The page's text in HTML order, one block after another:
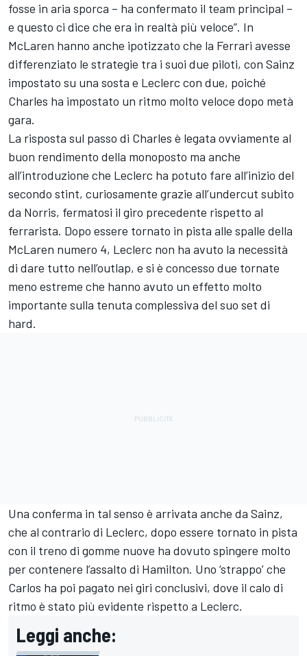
fosse in aria sporca – ha confermato il team principal –
e questo ci dice che era in realtà più veloce”. In
McLaren hanno anche ipotizzato che la Ferrari avesse
differenziato le strategie tra i suoi due piloti, con Sainz
impostato su una sosta e Leclerc con due, poiché
Charles ha impostato un ritmo molto veloce dopo metà
gara.
La risposta sul passo di Charles è legata ovviamente al
buon rendimento della monoposto ma anche
all’introduzione che Leclerc ha potuto fare all’inizio del
secondo stint, curiosamente grazie all’undercut subito
da Norris, fermatosi il giro precedente rispetto al
ferrarista. Dopo essere tornato in pista alle spalle della
McLaren numero 4, Leclerc non ha avuto la necessità
di dare tutto nell’outlap, e si è concesso due tornate
meno estreme che hanno avuto un effetto molto
importante sulla tenuta complessiva del suo set di
hard.
Una conferma in tal senso è arrivata anche da Sainz,
che al contrario di Leclerc, dopo essere tornato in pista
con il treno di gomme nuove ha dovuto spingere molto
per contenere l’assalto di Hamilton. Uno ‘strappo’ che
Carlos ha poi pagato nei giri conclusivi, dove il calo di
ritmo è stato più evidente rispetto a Leclerc.
Leggi anche: